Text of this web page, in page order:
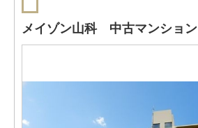
メイゾン山科 中古マンション